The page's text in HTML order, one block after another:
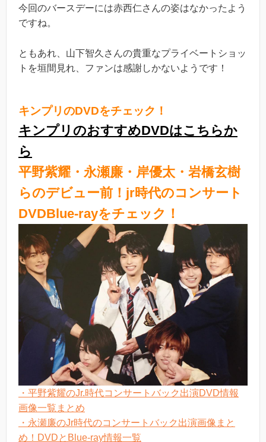
今回のバースデーには赤西仁さんの姿はなかったよう
ですね。
ともあれ、山下智久さんの貴重なプライベートショッ
トを垣間見れ、ファンは感謝しかないようです！
キンプリのDVDをチェック！
キンプリのおすすめDVDはこちらか
ら
平野紫耀・永瀬廉・岸優太・岩橋玄樹
らのデビュー前！jr時代のコンサート
DVDBlue-rayをチェック！
・平野紫耀のJr.時代コンサートバック出演DVD情報
画像一覧まとめ
・永瀬廉のJr時代のコンサートバック出演画像まと
め！DVDとBlue-ray情報一覧